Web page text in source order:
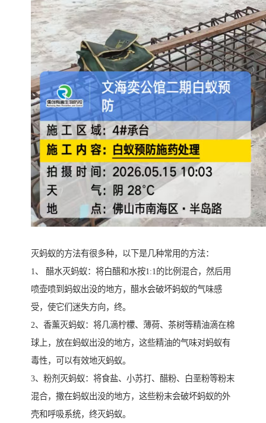
灭蚂蚁的方法有很多种，以下是几种常用的方法：
1、 醋水灭蚂蚁：将白醋和水按1:1的比例混合，然后用
喷壶喷到蚂蚁出没的地方，醋水会破坏蚂蚁的气味感
受，使它们迷失方向，终。
2、香薰灭蚂蚁：将几滴柠檬、薄荷、茶树等精油滴在棉
球上，放在蚂蚁出没的地方，这些精油的气味对蚂蚁有
毒性，可以有效地灭蚂蚁。
3、粉剂灭蚂蚁：将食盐、小苏打、醋粉、白垩粉等粉末
混合，撒在蚂蚁出没的地方，这些粉末会破坏蚂蚁的外
壳和呼吸系统，终灭蚂蚁。